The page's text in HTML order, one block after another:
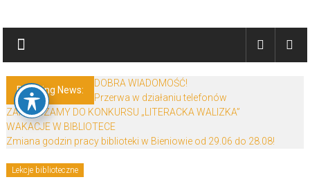
Biblioteki
Gminy
Żary
Biblioteki
Gminy
Żary
zespół
Breaking News:
DOBRA WIADOMOŚĆ!
Przerwa w działaniu telefonów
ZAPRASZAMY DO KONKURSU „LITERACKA WALIZKA”
WAKACJE W BIBLIOTECE
Zmiana godzin pracy biblioteki w Bieniowie od 29.06 do 28.08!
Lekcje biblioteczne